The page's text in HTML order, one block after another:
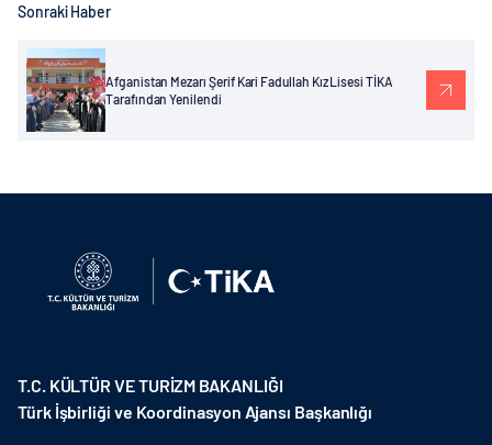
Sonraki Haber
Afganistan Mezarı Şerif Kari Fadullah Kız Lisesi TİKA
Tarafından Yenilendi
T.C. KÜLTÜR VE TURİZM BAKANLIĞI
Türk İşbirliği ve Koordinasyon Ajansı Başkanlığı